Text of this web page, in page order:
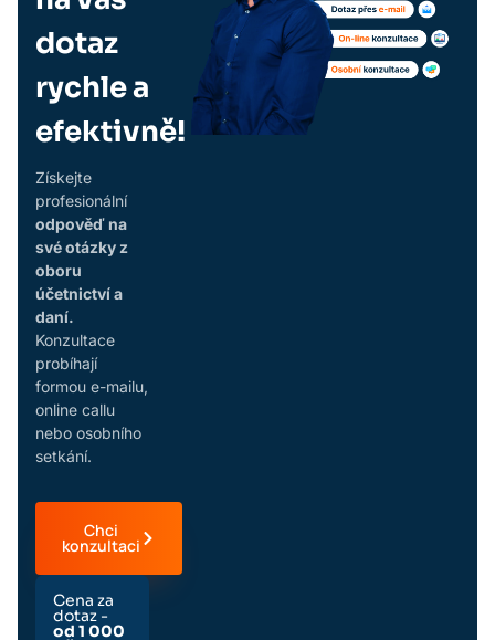
dotaz
rychle a
efektivně!
Získejte
profesionální
odpověď na
své otázky z
oboru
účetnictví a
daní.
Konzultace
probíhají
formou e-mailu,
online callu
nebo osobního
setkání.
Chci
konzultaci
Cena za
dotaz -
od 1 000